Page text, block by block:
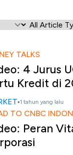
TALKS
4 Jurus
Kredit di
1 tahun yang lalu
TO CNBC
Peran